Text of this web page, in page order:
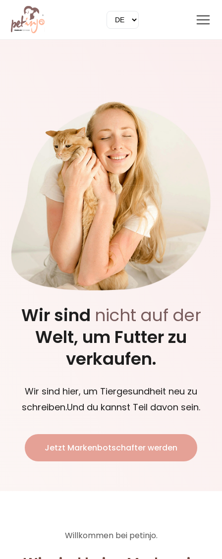
Wir sind nicht auf der
Welt, um Futter zu
verkaufen.
Wir sind hier, um Tiergesundheit neu zu
schreiben.Und du kannst Teil davon sein.
Jetzt Markenbotschafter werden
Willkommen bei petinjo.